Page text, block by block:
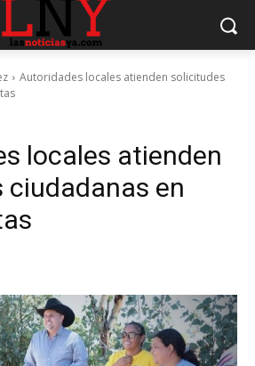
Autoridades locales atienden solicitudes
locales atienden
en